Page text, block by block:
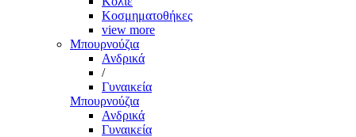
Κοσμηματοθήκες
view more
Μπουρνούζια
Ανδρικά
/
Γυναικεία
Μπουρνούζια
Ανδρικά
Γυναικεία